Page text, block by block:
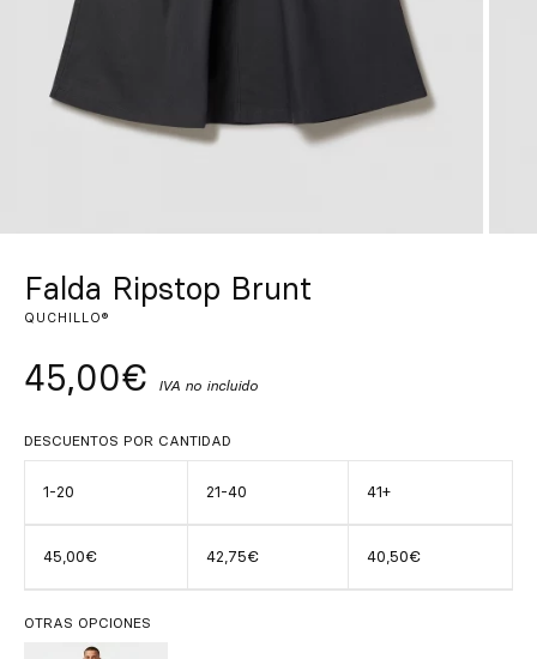
Inspírate
Buscar
Falda Ripstop Brunt
QUCHILLO®
45,00€ IVA no incluido
DESCUENTOS POR CANTIDAD
1-20 21-40 41+
45,00€ 42,75€ 40,50€
OTRAS OPCIONES